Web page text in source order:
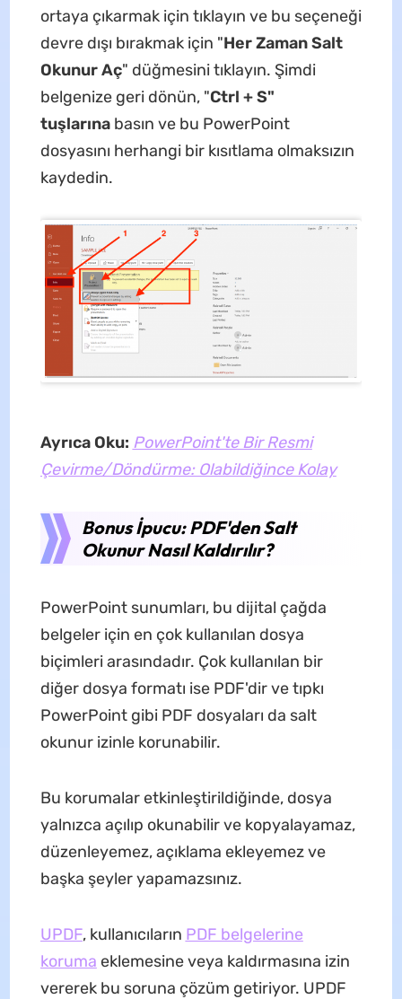
ortaya çıkarmak için tıklayın ve bu seçeneği
devre dışı bırakmak için "Her Zaman Salt
Okunur Aç" düğmesini tıklayın. Şimdi
belgenize geri dönün, "Ctrl + S"
tuşlarınabasın ve bu PowerPoint
dosyasını herhangi bir kısıtlama olmaksızın
kaydedin.
Ayrıca Oku: PowerPoint'te Bir Resmi
Çevirme/Döndürme: Olabildiğince Kolay
Bonus İpucu: PDF'den Salt
Okunur Nasıl Kaldırılır?
PowerPoint sunumları, bu dijital çağda
belgeler için en çok kullanılan dosya
biçimleri arasındadır. Çok kullanılan bir
diğer dosya formatı ise PDF'dir ve tıpkı
PowerPoint gibi PDF dosyaları da salt
okunur izinle korunabilir.
Bu korumalar etkinleştirildiğinde, dosya
yalnızca açılıp okunabilir ve kopyalayamaz,
düzenleyemez, açıklama ekleyemez ve
başka şeyler yapamazsınız.
UPDF, kullanıcıların PDF belgelerine
koruma eklemesine veya kaldırmasına izin
vererek bu soruna çözüm getiriyor. UPDF